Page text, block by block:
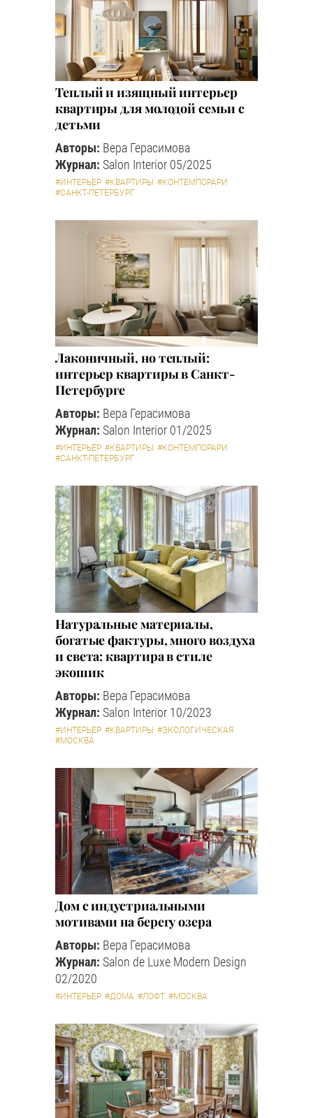
Теплый и изящный интерьер
квартиры для молодой семьи с
детьми
Авторы: Вера Герасимова
Журнал: Salon Interior 05/2025
#ИНТЕРЬЕР #КВАРТИРЫ #КОНТЕМПОРАРИ
#САНКТ-ПЕТЕРБУРГ
Лаконичный, но теплый:
интерьер квартиры в Санкт-
Петербурге
Авторы: Вера Герасимова
Журнал: Salon Interior 01/2025
#ИНТЕРЬЕР #КВАРТИРЫ #КОНТЕМПОРАРИ
#САНКТ-ПЕТЕРБУРГ
Натуральные материалы,
богатые фактуры, много воздуха
и света: квартира в стиле
экошик
Авторы: Вера Герасимова
Журнал: Salon Interior 10/2023
#ИНТЕРЬЕР #КВАРТИРЫ #ЭКОЛОГИЧЕСКАЯ
#МОСКВА
Дом с индустриальными
мотивами на берегу озера
Авторы: Вера Герасимова
Журнал: Salon de Luxe Modern Design
02/2020
#ИНТЕРЬЕР #ДОМА #ЛОФТ #МОСКВА